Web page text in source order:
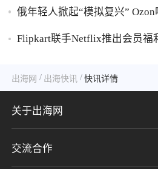
俄年轻人掀起“模拟复兴”
Flipkart联手Netflix推出会员福
出海网 / 出海快讯 / 快讯详情
关于出海网
关于我们
交流合作